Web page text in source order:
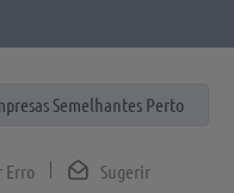
Semelhantes Perto
Sugerir
Erro